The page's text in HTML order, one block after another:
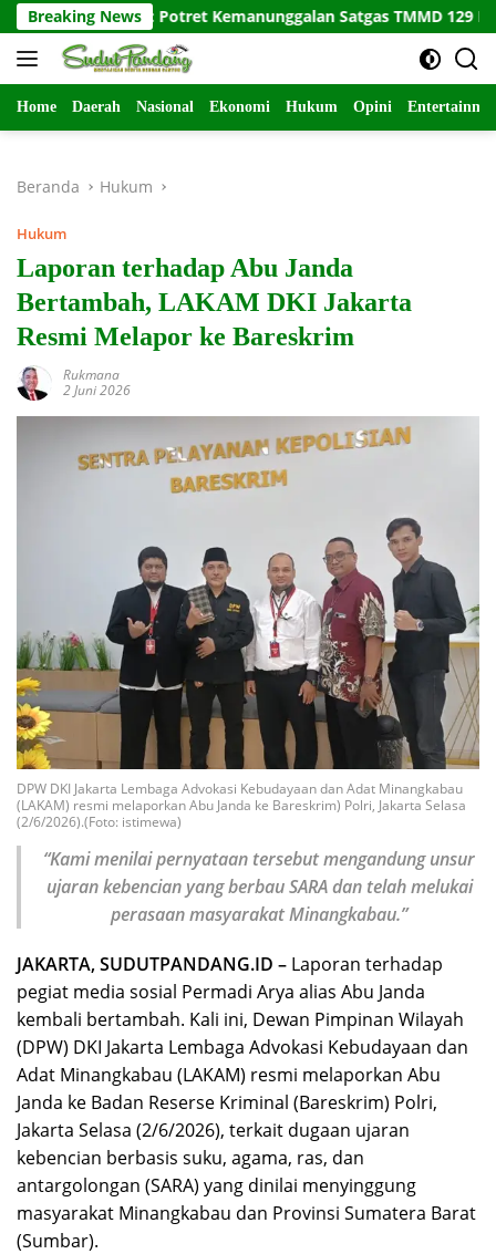
Langsung
ke
konten
Breaking News
Potret Kemanunggalan Satgas TMMD 129 Bojonegoro di
Home Daerah Nasional Ekonomi Hukum Opini
Beranda Hukum
Hukum
Laporan terhadap Abu Janda
Bertambah, LAKAM DKI Jakarta
Resmi Melapor ke Bareskrim
Rukmana
2 Juni 2026
DPW DKI Jakarta Lembaga Advokasi Kebudayaan dan Adat Minangkabau
(LAKAM) resmi melaporkan Abu Janda ke Bareskrim) Polri, Jakarta Selasa
(2/6/2026).(Foto: istimewa)
“Kami menilai pernyataan tersebut mengandung unsur
ujaran kebencian yang berbau SARA dan telah melukai
perasaan masyarakat Minangkabau.”
JAKARTA, SUDUTPANDANG.ID – Laporan terhadap
pegiat media sosial Permadi Arya alias Abu Janda
kembali bertambah. Kali ini, Dewan Pimpinan Wilayah
(DPW) DKI Jakarta Lembaga Advokasi Kebudayaan dan
Adat Minangkabau (LAKAM) resmi melaporkan Abu
Janda ke Badan Reserse Kriminal (Bareskrim) Polri,
Jakarta Selasa (2/6/2026), terkait dugaan ujaran
kebencian berbasis suku, agama, ras, dan
antargolongan (SARA) yang dinilai menyinggung
masyarakat Minangkabau dan Provinsi Sumatera Barat
(Sumbar).